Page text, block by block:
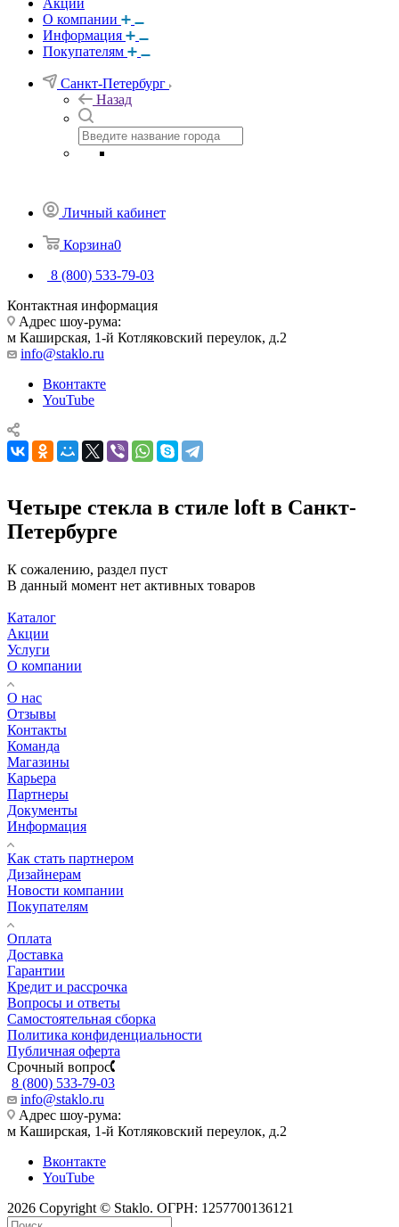
Акции
О компании
Информация
Покупателям
Санкт-Петербург
Назад
Личный кабинет
Корзина0
8 (800) 533-79-03
Контактная информация
Адрес шоу-рума:
м Каширская, 1-й Котляковский переулок, д.2
info@staklo.ru
Вконтакте
YouTube
Четыре стекла в стиле loft в Санкт-
Петербурге
К сожалению, раздел пуст
В данный момент нет активных товаров
Каталог
Акции
Услуги
О компании
О нас
Отзывы
Контакты
Команда
Магазины
Карьера
Партнеры
Документы
Информация
Как стать партнером
Дизайнерам
Новости компании
Покупателям
Оплата
Доставка
Гарантии
Кредит и рассрочка
Вопросы и ответы
Самостоятельная сборка
Политика конфиденциальности
Публичная оферта
Срочный вопрос
8 (800) 533-79-03
info@staklo.ru
Адрес шоу-рума:
м Каширская, 1-й Котляковский переулок, д.2
Вконтакте
YouTube
2026 Copyright © Staklo. ОГРН: 1257700136121